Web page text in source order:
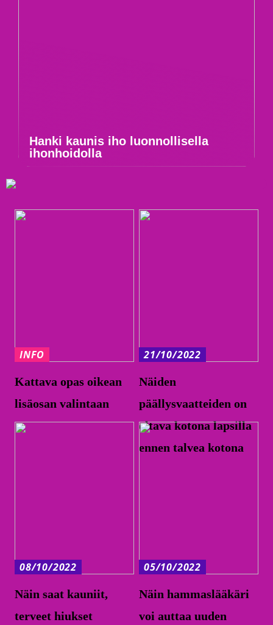
Hanki kaunis iho luonnollisella
ihonhoidolla
INFO
Kattava opas oikean
lisäosan valintaan
21/10/2022
Näiden
päällysvaatteiden on
oltava kotona lapsilla
ennen talvea kotona
08/10/2022
Näin saat kauniit,
terveet hiukset
05/10/2022
Näin hammaslääkäri
voi auttaa uuden